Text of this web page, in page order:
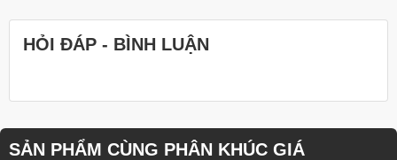
HỎI ĐÁP - BÌNH LUẬN
SẢN PHẨM CÙNG PHÂN KHÚC GIÁ